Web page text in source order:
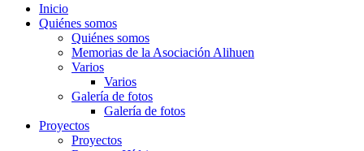
Inicio
Quiénes somos
Quiénes somos
Memorias de la Asociación Alihuen
Varios
Varios
Galería de fotos
Galería de fotos
Proyectos
Proyectos